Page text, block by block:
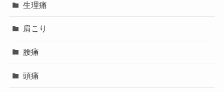
生理痛
肩こり
腰痛
頭痛